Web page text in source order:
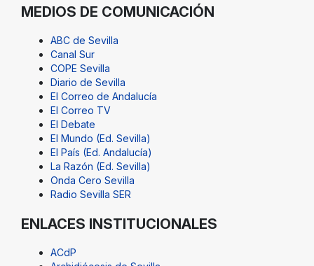
MEDIOS DE COMUNICACIÓN
ABC de Sevilla
Canal Sur
COPE Sevilla
Diario de Sevilla
El Correo de Andalucía
El Correo TV
El Debate
El Mundo (Ed. Sevilla)
El País (Ed. Andalucía)
La Razón (Ed. Sevilla)
Onda Cero Sevilla
Radio Sevilla SER
ENLACES INSTITUCIONALES
ACdP